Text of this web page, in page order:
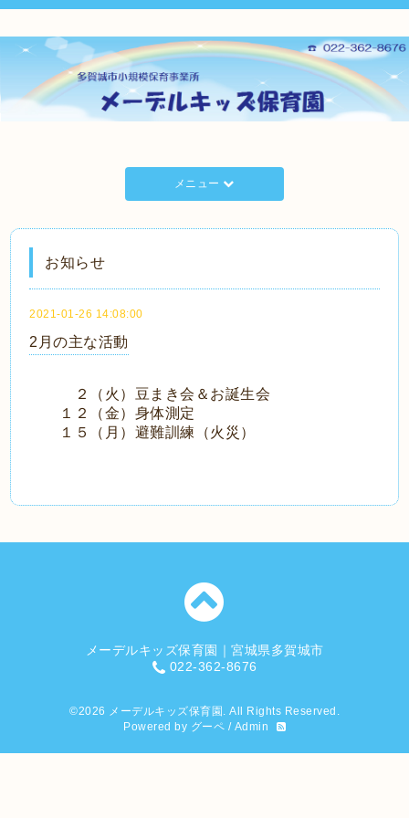
メニュー
お知らせ
2021-01-26 14:08:00
2月の主な活動
２（火）豆まき会＆お誕生会
１２（金）身体測定
１５（月）避難訓練（火災）
メーデルキッズ保育園｜宮城県多賀城市
022-362-8676
©2026 メーデルキッズ保育園 . All Rights Reserved.
Powered by グーペ / Admin